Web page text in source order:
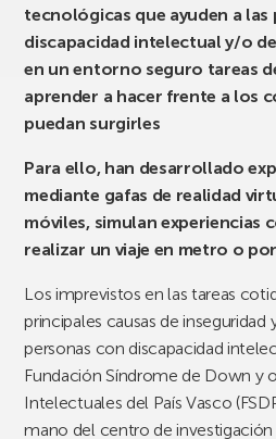
tecnológicas que ayuden a las
discapacidad intelectual y/o
en un entorno seguro tareas
aprender a hacer frente a los
puedan surgirles
Para ello, han desarrollado
mediante gafas de realidad
móviles, simulan experiencias
realizar un viaje en metro o
Los imprevistos en las tareas
principales causas de inseguridad
personas con discapacidad
Fundación Síndrome de Down y
Intelectuales del País Vasco
mano del centro de